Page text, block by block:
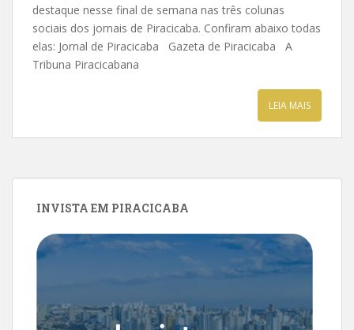
destaque nesse final de semana nas três colunas
sociais dos jornais de Piracicaba. Confiram abaixo todas
elas: Jornal de Piracicaba Gazeta de Piracicaba A
Tribuna Piracicabana
LEIA MAIS
INVISTA EM PIRACICABA